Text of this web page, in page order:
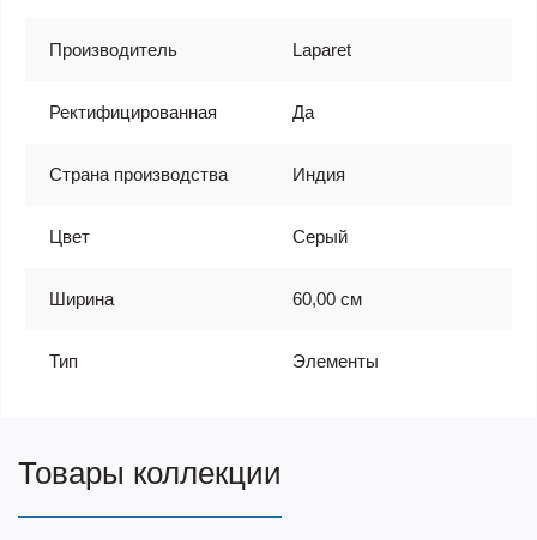
Производитель Laparet
Ректифицированная Да
Страна производства Индия
Цвет Серый
Ширина 60,00 см
Тип Элементы
Товары коллекции